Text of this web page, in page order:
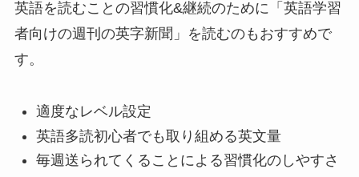
英語を読むことの習慣化&継続のために「英語学習
者向けの週刊の英字新聞」を読むのもおすすめで
す。
適度なレベル設定
英語多読初心者でも取り組める英文量
毎週送られてくることによる習慣化のしやすさ